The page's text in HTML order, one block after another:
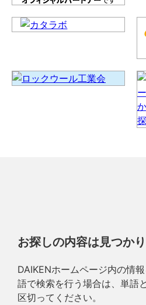
お探しの内容は見つか
DAIKENホームページ内の情
語で検索を行う場合は、単語
区切ってください。